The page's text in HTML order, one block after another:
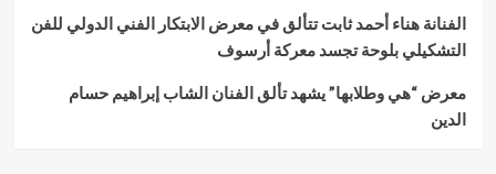
الفنانة هناء أحمد ثابت تتألق في معرض الابتكار الفني الدولي للفن
التشكيلي بلوحة تجسد معركة أرسوف
معرض “هي وطلابها” يشهد تألق الفنان الشاب إبراهيم حسام
الدين